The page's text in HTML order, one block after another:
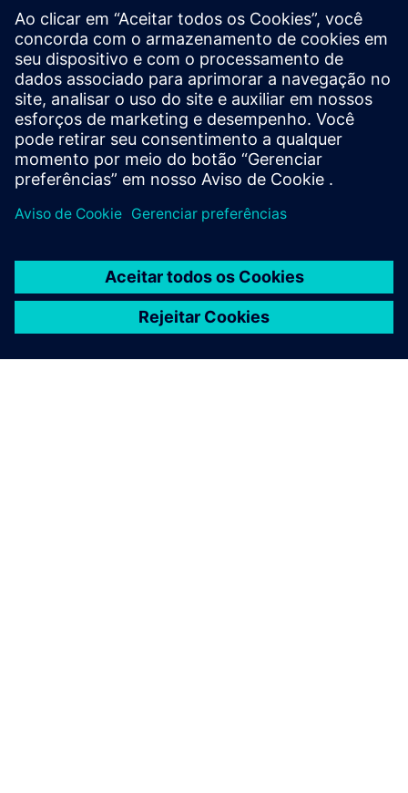
estrutural
Considere diferentes estruturas de financiamento, como
soluções baseadas em investimentos, financiamento de
dívidas para projetos ou modelos de arrendamento e
empréstimo para investimentos em equipamentos e
tecnologia, dependendo das necessidades do projeto.